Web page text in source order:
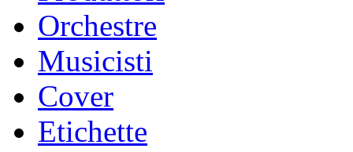
Orchestre
Musicisti
Cover
Etichette